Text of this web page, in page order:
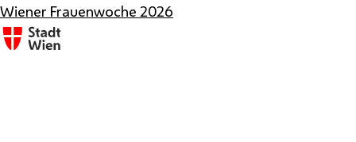
Wiener Frauenwoche 2026